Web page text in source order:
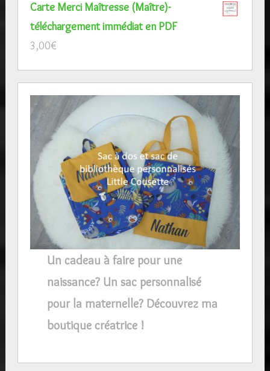
Carte Merci Maîtresse (Maître)-
téléchargement immédiat en PDF
3,00€
Un cadeau à faire pour une
naissance? Un sac personnalisé
pour la maternelle? Découvrez ma
boutique créatrice !